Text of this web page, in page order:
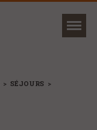
> SÉJOURS >